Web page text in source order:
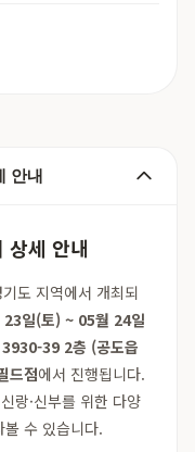
안내
상세 안내
도 지역에서 개최되
23일(토) ~ 05월 24일
39 2층 (공도읍
드점에서 진행됩니다.
랑·신부를 위한 다양
수 있습니다.